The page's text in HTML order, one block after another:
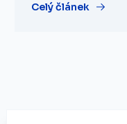
Celý článek